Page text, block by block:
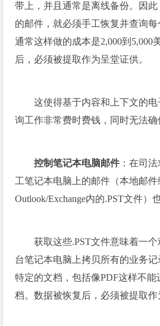
带上，并且通常是离线备份。因
的邮件，就必须手工恢复并查询
通常这样做的成本是2,000到5,000
后，必须被提取作为呈堂证供。
这使得基于内容和上下文的
询工作非常费时费钱，同时无法确
控制笔记本电脑邮件：在司
工笔记本电脑上的邮件（本地邮
Outlook/Exchange内的.PST文件）
获取这些.PST文件意味着一
台笔记本电脑上拷贝所有的业务
特定的文档，包括像PDF这样不能
档。数据被恢复后，必须被提取作